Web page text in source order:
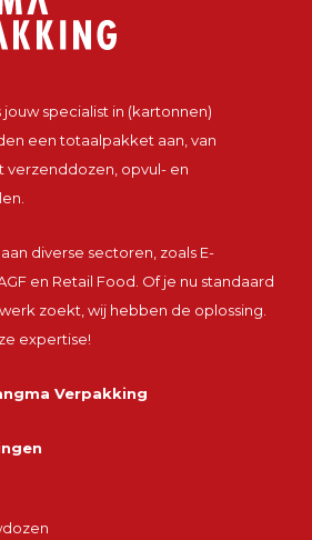
specialist in (kartonnen)
een totaalpakket aan, van
opvul- en
diverse sectoren, zoals E-
en Retail Food. Of je nu standaard
zoekt, wij hebben de oplossing.
expertise!
Verpakking